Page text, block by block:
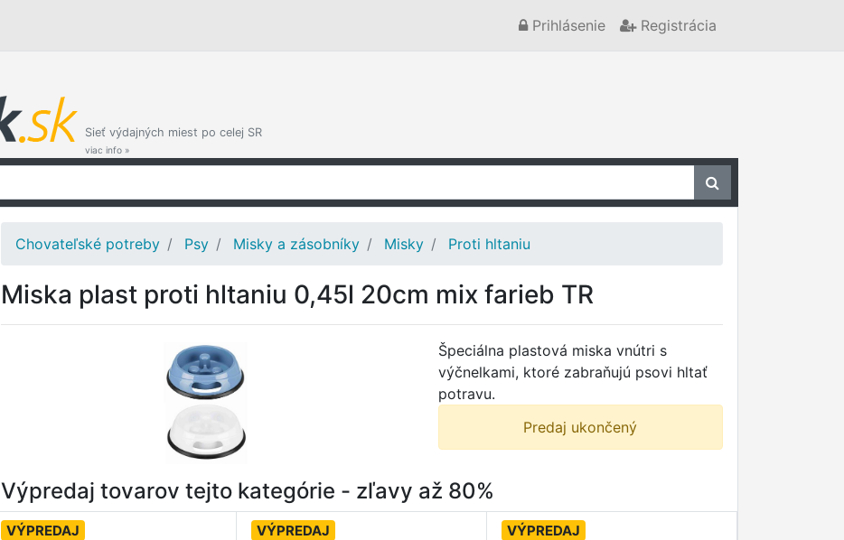
Prihlásenie Registrácia
Sieť výdajných miest po celej SR
viac info »
Chovateľské potreby Psy Misky a zásobníky Misky Proti hltaniu
Miska plast proti hltaniu 0,45l 20cm mix farieb TR
Špeciálna plastová miska vnútri s
výčnelkami, ktoré zabraňujú psovi hltať
potravu.
Predaj ukončený
Výpredaj tovarov tejto kategórie - zľavy až 80%
VÝPREDAJ VÝPREDAJ VÝPREDAJ